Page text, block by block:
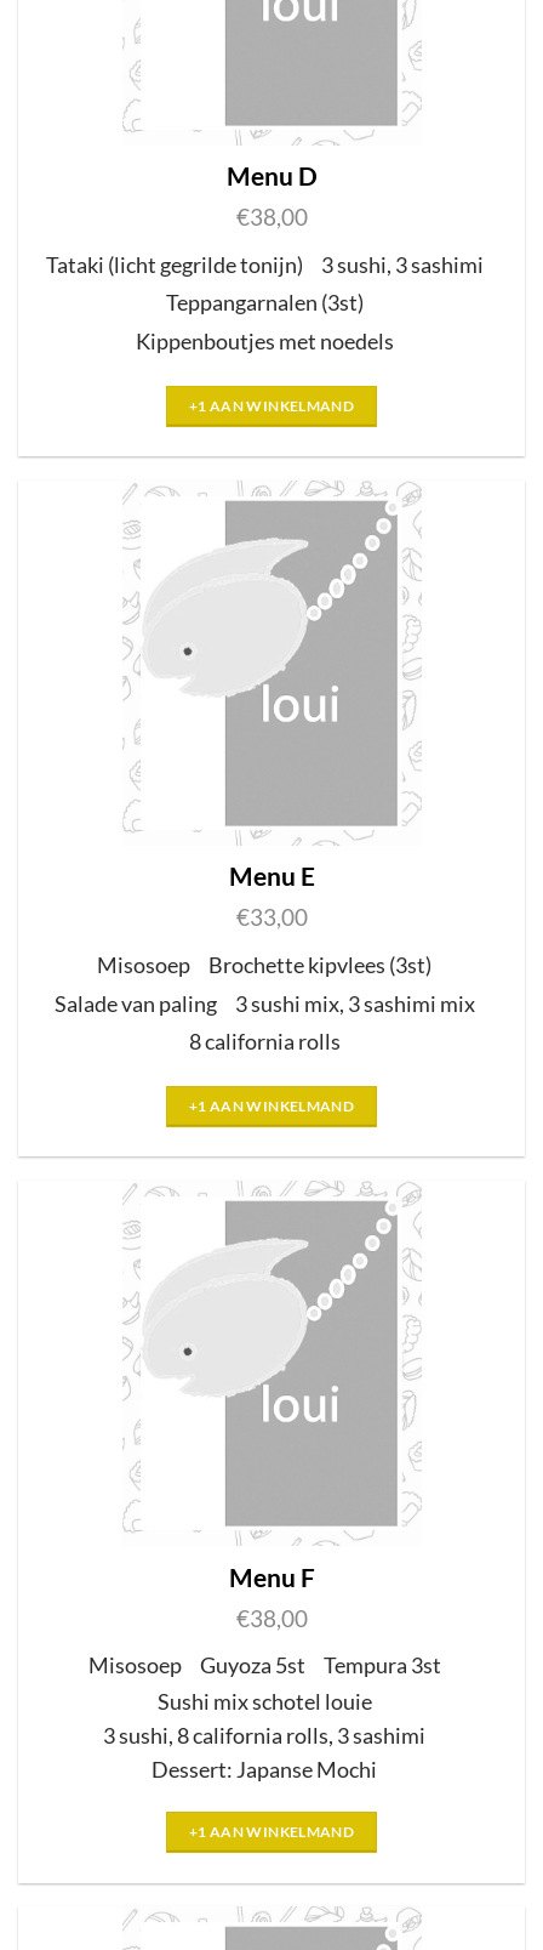
Menu D
€38,00
Tataki (licht gegrilde tonijn) 3 sushi, 3 sashimi
Teppangarnalen (3st)
Kippenboutjes met noedels
+1 AAN WINKELMAND
Menu E
€33,00
Misosoep Brochette kipvlees (3st)
Salade van paling
3 sushi mix, 3sashimi mix
8 california rolls
+1 AAN WINKELMAND
Menu F
€38,00
Misosoep Guyoza 5st
Tempura 3st
Sushi mix schotel louie
3 sushi, 8 california rolls, 3 sashimi
Dessert: Japanse Mochi
+1 AAN WINKELMAND